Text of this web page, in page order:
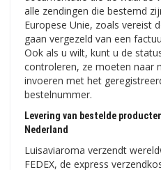
alle zendingen die bestemd
Europese Unie, zoals vereist
gaan vergezeld van een
Ook als u wilt, kunt u de
controleren, ze moeten naar
invoeren met het
bestelnummer.
Levering van bestelde
Nederland
Luisaviaroma verzendt
FEDEX, de express